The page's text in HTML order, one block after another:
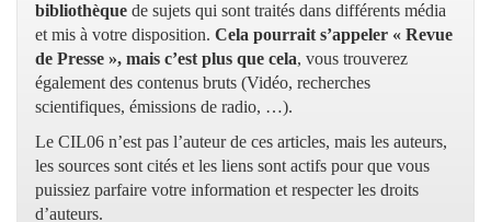
bibliothèque de sujets qui sont traités dans différents média
et mis à votre disposition. Cela pourrait s’appeler « Revue
de Presse », mais c’est plus que cela, vous trouverez
également des contenus bruts (Vidéo, recherches
scientifiques, émissions de radio, …).
Le CIL06 n’est pas l’auteur de ces articles, mais les auteurs,
les sources sont cités et les liens sont actifs pour que vous
puissiez parfaire votre information et respecter les droits
d’auteurs.